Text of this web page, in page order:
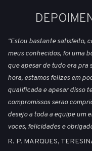
"Estou bastante satisfeito,
meus conhecidos, foi uma
que apesar de tudo era pra
hora, estamos felizes em
qualificada e apesar disso
compromissos serao
desejo a toda a equipe um
voces, felicidades e
R. P. MARQUES,